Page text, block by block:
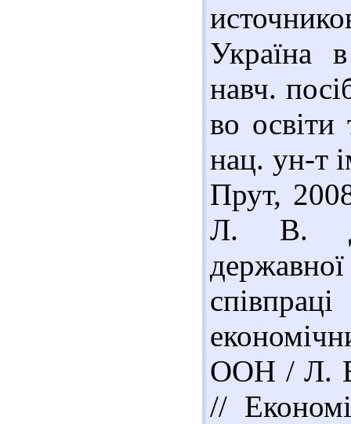
Україна
навч.
во освіти
нац. ун-т
Прут,
Л. В. До
ООН / Л.
//